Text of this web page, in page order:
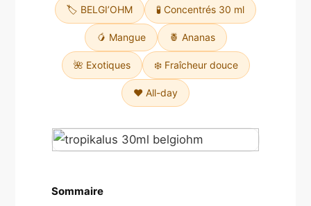
🏷️ BELGI’OHM 🧪 Concentrés 30 ml
🥭 Mangue 🍍 Ananas
🌺 Exotiques ❄️ Fraîcheur douce
❤️ All-day
Sommaire